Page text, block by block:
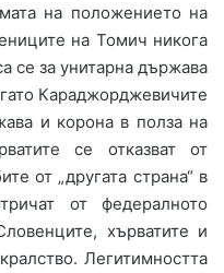
на положението на
на Томич никога
се за унитарна държава
Караджорджевичите
и корона в полза на
се отказват от
от „другата страна“ в
от федералното
хърватите и
Легитимността